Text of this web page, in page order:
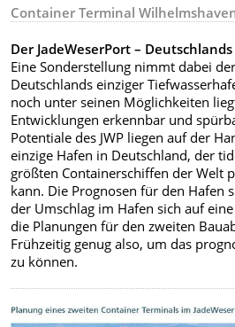
Container Terminal
Der JadeWeserPort –
Eine Sonderstellung nimmt dabei
Deutschlands einziger
noch unter seinen Möglichkeiten
Entwicklungen erkennbar und
Potentiale des JWP liegen auf der
einzige Hafen in Deutschland, der
größten Containerschiffen der Welt
kann. Die Prognosen für den Hafen
der Umschlag im Hafen sich auf
die Planungen für den zweiten
Frühzeitig genug also, um das
zu können.